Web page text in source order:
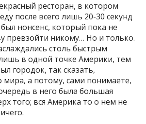
ресторан, в котором
после всего лишь 20-30 секунд
нонсенс, который пока не
превзойти никому… Но и только.
столь быстрым
в одной точке Америки, тем
городок, так сказать,
мира, а потому, сами понимаете,
в него была большая
того; вся Америка то о нем не